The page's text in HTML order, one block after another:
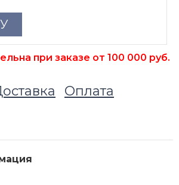
при заказе от 100 000 руб.
Оплата